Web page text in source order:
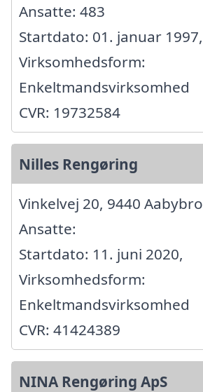
Ansatte: 483
Startdato: 01. januar 1997,
Virksomhedsform:
Enkeltmandsvirksomhed
CVR: 19732584
Nilles Rengøring
Vinkelvej 20, 9440 Aabybro
Ansatte:
Startdato: 11. juni 2020,
Virksomhedsform:
Enkeltmandsvirksomhed
CVR: 41424389
NINA Rengøring ApS